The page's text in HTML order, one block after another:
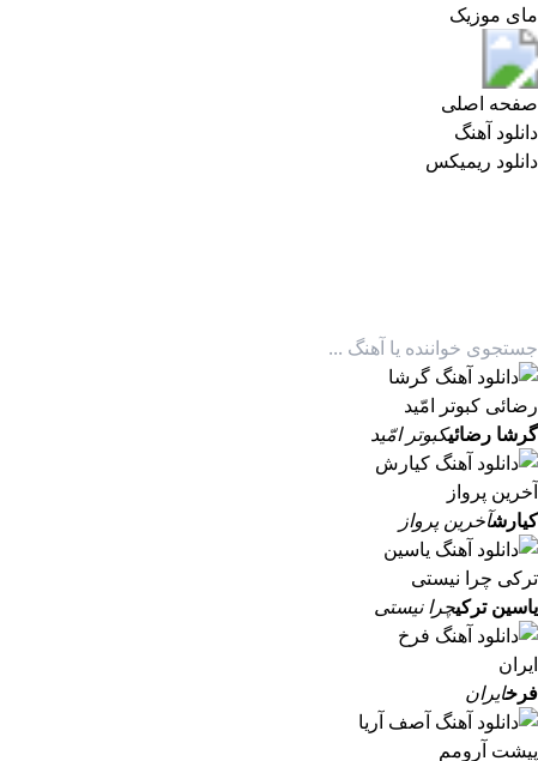
مای موزیک
صفحه اصلی
دانلود آهنگ
دانلود ریمیکس
گرشا رضائیکبوتر امّید
کیارشآخرین پرواز
یاسین ترکیچرا نیستی
فرخایران